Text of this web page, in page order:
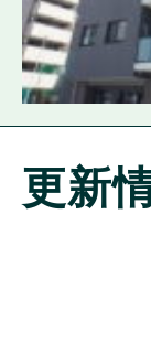
更新